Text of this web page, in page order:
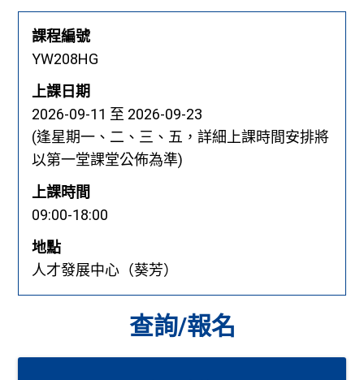
課程編號
YW208HG
上課日期
2026-09-11 至 2026-09-23
(逢星期一、二、三、五，詳細上課時間安排將
以第一堂課堂公佈為準)
上課時間
09:00-18:00
地點
人才發展中心（葵芳）
查詢/報名